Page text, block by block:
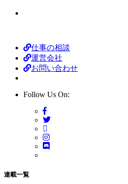
仕事の相談
運営会社
お問い合わせ
Follow Us On:
連載一覧